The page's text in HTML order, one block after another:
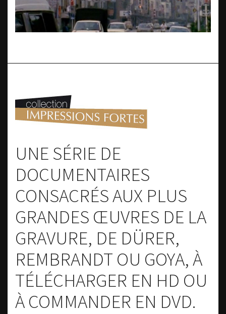
UNE SÉRIE DE
DOCUMENTAIRES
CONSACRÉS AUX PLUS
GRANDES ŒUVRES DE LA
GRAVURE, DE DÜRER,
REMBRANDT OU GOYA, À
TÉLÉCHARGER EN HD OU
À COMMANDER EN DVD.